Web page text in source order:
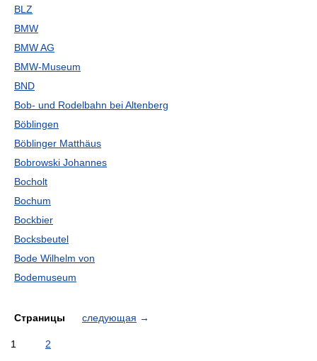
BLZ
BMW
BMW AG
BMW-Museum
BND
Bob- und Rodelbahn bei Altenberg
Böblingen
Böblinger Matthäus
Bobrowski Johannes
Bocholt
Bochum
Bockbier
Bocksbeutel
Bode Wilhelm von
Bodemuseum
Страницы следующая →
1 2